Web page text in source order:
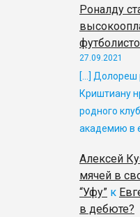
Роналду
27.09.2021
[…] Долореш
Криштиану
родного
академию в
Алексей
мячей в
“Уфу” к
в дебюте?